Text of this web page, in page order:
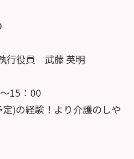
行役員 武藤 英明
15：00
定)の経験！より介護のしや